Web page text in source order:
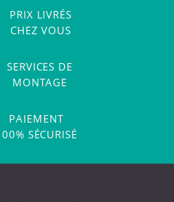
PRIX LIVRÉS
CHEZ VOUS
SERVICES DE
MONTAGE
PAIEMENT
SÉCURISÉ